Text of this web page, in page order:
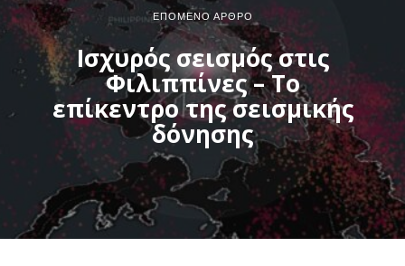
ΕΠΌΜΕΝΟ ΆΡΘΡΟ
Ισχυρός σεισμός στις
Φιλιππίνες – Το
επίκεντρο της σεισμικής
δόνησης